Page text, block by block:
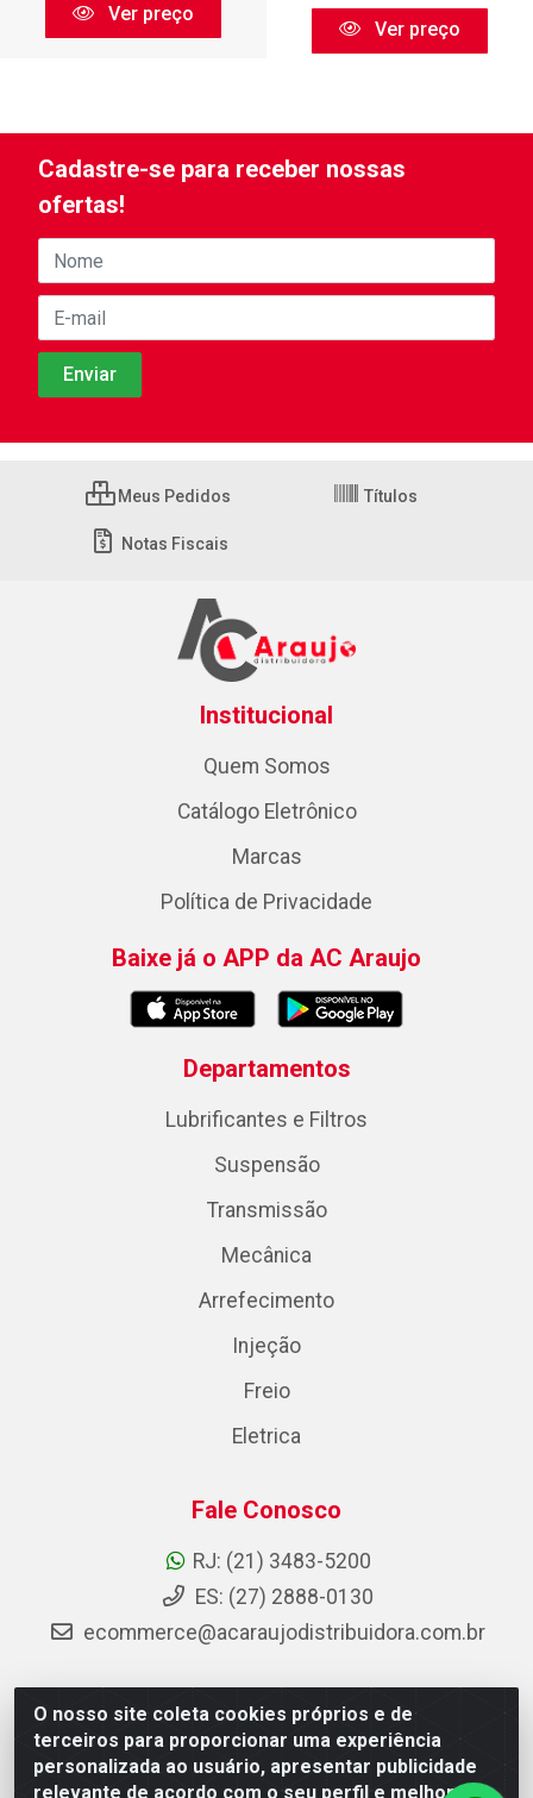
Ver preço
Ver preço
O nosso site coleta cookies próprios e de
terceiros para proporcionar uma experiência
personalizada ao usuário, apresentar publicidade
relevante de acordo com o seu perfil e melhorar a
Cadastre-se para receber nossas
ofertas!
Meus Pedidos Títulos
Notas Fiscais
Institucional
Quem Somos
Catálogo Eletrônico
Marcas
Política de Privacidade
Baixe já o APP da AC Araujo
Departamentos
Lubrificantes e Filtros
Suspensão
Transmissão
Mecânica
Arrefecimento
Injeção
Freio
Eletrica
Fale Conosco
RJ: (21) 3483-5200
ES: (27) 2888-0130
ecommerce@acaraujodistribuidora.com.br
AC Araujo Distribuidora - Rua Carneiro de Campos, 42 -
São Cristóvão, Rio de Janeiro/RJ - CEP 20.920-410 -
CNPJ 08.744.753/0003-85